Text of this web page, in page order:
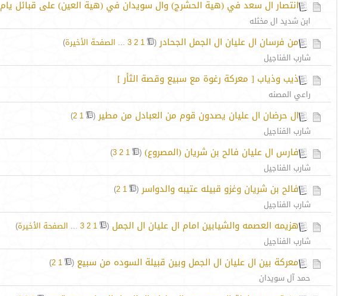
انتصار ال سعد في (هية الحشرج) وال سويدان في (هية العين) على قبائل يام
ابن شديد ال مخثله
من فرسان ال عليان ال الجمل الجحادر‏
(
1
2
3
... الصفحة الأخيرة)
شارب الفناجيل
ذيب وذياب [ معركة رغوة مع سبيع وقصة الثأر ]
راعي المصنه
ال حرضان ال عليان يصدون قوم من العبادل من مطير‏
(
1
2
)
شارب الفناجيل
فارس ال عليان فالح بن شريان (المصروع) (
1
2
3
)
شارب الفناجيل
فالح بن شريان وغزو قبيله عتيبه والدواسر‏
(
1
2
)
شارب الفناجيل
هزيمه العصمه والشيابين امام ال عليان ال الجمل (
1
2
3
... الصفحة الأخيرة)
شارب الفناجيل
معركة بين ال عليان ال الجمل وبين قبيلة السوده من سبيع (
1
2
)
حمد آل سويدان